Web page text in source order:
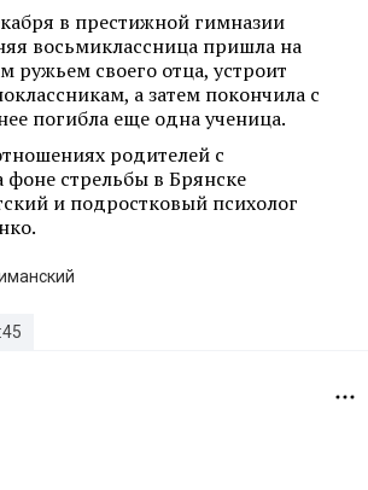
в престижной гимназии
восьмиклассница пришла на
ружьем своего отца, устроит
а затем покончила с
погибла еще одна ученица.
родителей с
стрельбы в Брянске
и подростковый психолог